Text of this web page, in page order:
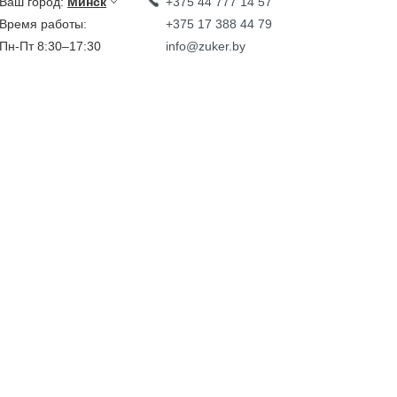
Время работы:
Пн-Пт 8:30–17:30
+375 17 388 44 79
info@zuker.by